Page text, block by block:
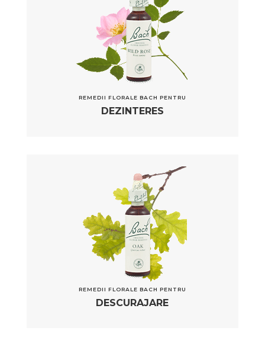
REMEDII FLORALE BACH PENTRU
DEZINTERES
REMEDII FLORALE BACH PENTRU
DESCURAJARE